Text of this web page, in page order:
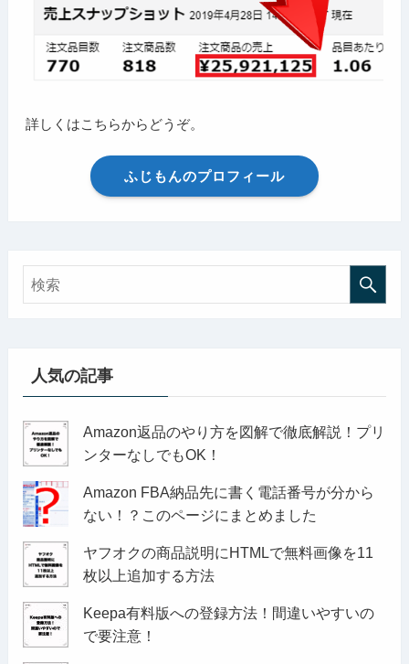
詳しくはこちらからどうぞ。
ふじもんのプロフィール
人気の記事
Amazon返品のやり方を図解で徹底解説！プリ
ンターなしでもOK！
Amazon FBA納品先に書く電話番号が分から
ない！？このページにまとめました
ヤフオクの商品説明にHTMLで無料画像を11
枚以上追加する方法
Keepa有料版への登録方法！間違いやすいの
で要注意！